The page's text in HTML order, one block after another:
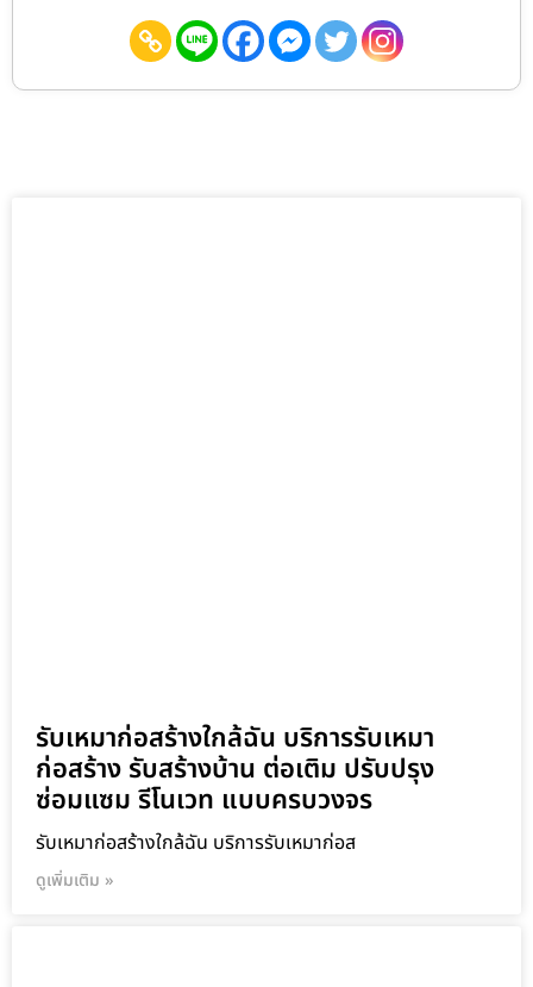
รับเหมาก่อสร้างใกล้ฉัน บริการรับเหมา
ก่อสร้าง รับสร้างบ้าน ต่อเติม ปรับปรุง
ซ่อมแซม รีโนเวท แบบครบวงจร
รับเหมาก่อสร้างใกล้ฉัน บริการรับเหมาก่อส
ดูเพิ่มเติม »